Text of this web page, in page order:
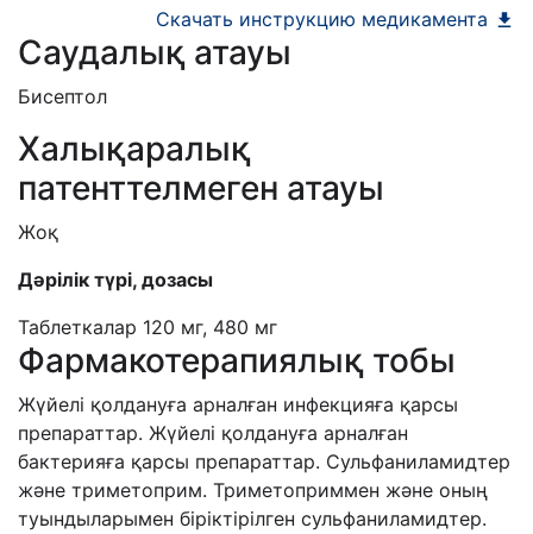
Скачать инструкцию медикамента
Саудалық атауы
Бисептол
Халықаралық
патенттелмеген атауы
Жоқ
Дәрілік түрі, дозасы
Таблеткалар 120 мг, 480 мг
Фармакотерапиялық тобы
Жүйелі қолдануға арналған инфекцияға қарсы
препараттар. Жүйелі қолдануға арналған
бактерияға қарсы препараттар. Сульфаниламидтер
және триметоприм. Триметоприммен және оның
туындыларымен біріктірілген сульфаниламидтер.